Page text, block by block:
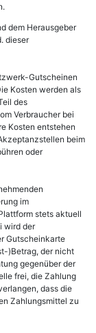
dem Herausgeber
dieser
Gutscheinen
Kosten werden als
des
Verbraucher bei
Kosten entstehen
beim
oder
im
stets aktuell
wird der
Gutscheinkarte
)Betrag, der nicht
gegenüber der
frei, die Zahlung
dass die
Zahlungsmittel zu